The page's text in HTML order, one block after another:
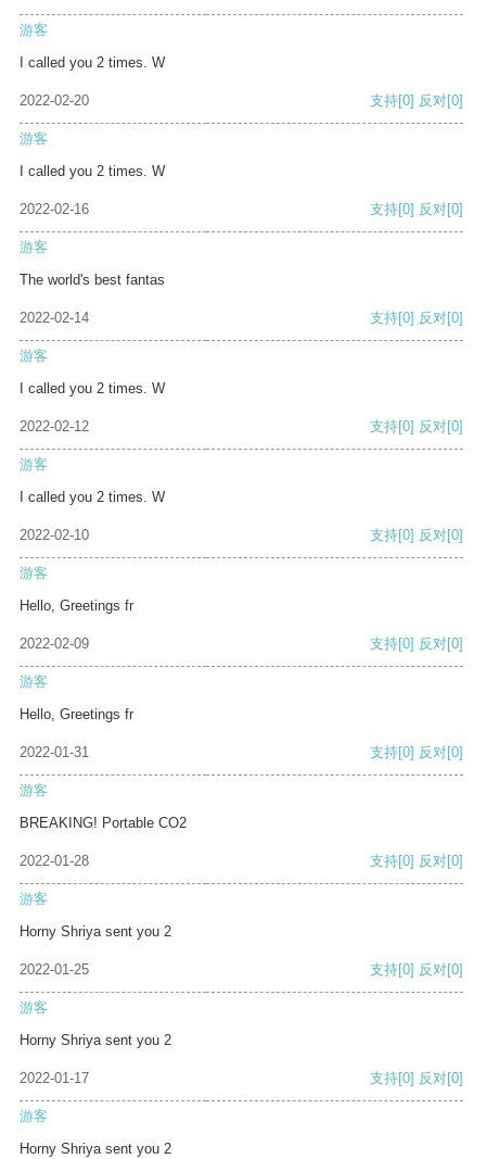
游客
I called you 2 times. W
2022-02-20 支持[0] 反对[0]
游客
I called you 2 times. W
2022-02-16 支持[0] 反对[0]
游客
The world's best fantas
2022-02-14 支持[0] 反对[0]
游客
I called you 2 times. W
2022-02-12 支持[0] 反对[0]
游客
I called you 2 times. W
2022-02-10 支持[0] 反对[0]
游客
Hello, Greetings fr
2022-02-09 支持[0] 反对[0]
游客
Hello, Greetings fr
2022-01-31 支持[0] 反对[0]
游客
BREAKING! Portable CO2
2022-01-28 支持[0] 反对[0]
游客
Horny Shriya sent you 2
2022-01-25 支持[0] 反对[0]
游客
Horny Shriya sent you 2
2022-01-17 支持[0] 反对[0]
游客
Horny Shriya sent you 2